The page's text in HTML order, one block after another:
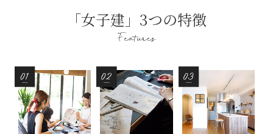
「女子建」 3つの特徴